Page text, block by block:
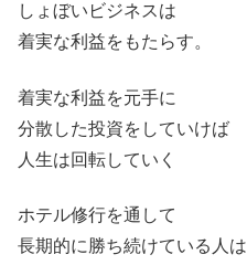
しょぼいビジネスは
着実な利益をもたらす。
着実な利益を元手に
分散した投資をしていけば
人生は回転していく
ホテル修行を通して
長期的に勝ち続けている人は